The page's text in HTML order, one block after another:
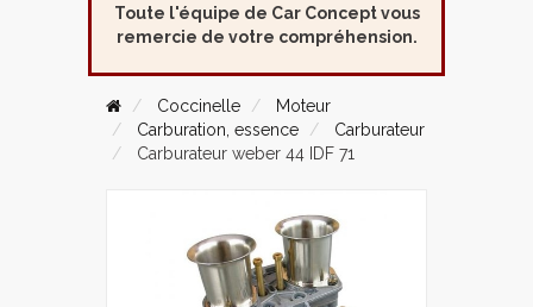
Toute l'équipe de Car Concept vous
remercie de votre compréhension.
Coccinelle
Moteur
Carburation, essence
Carburateur
Carburateur weber 44 IDF 71